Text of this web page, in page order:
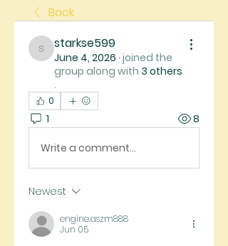
Back
starkse599
starkse599
June 4, 2026 · joined the
group along with 3 others
.
0
1 8
Write a comment...
Newest
engine.aszm888
Jun 05